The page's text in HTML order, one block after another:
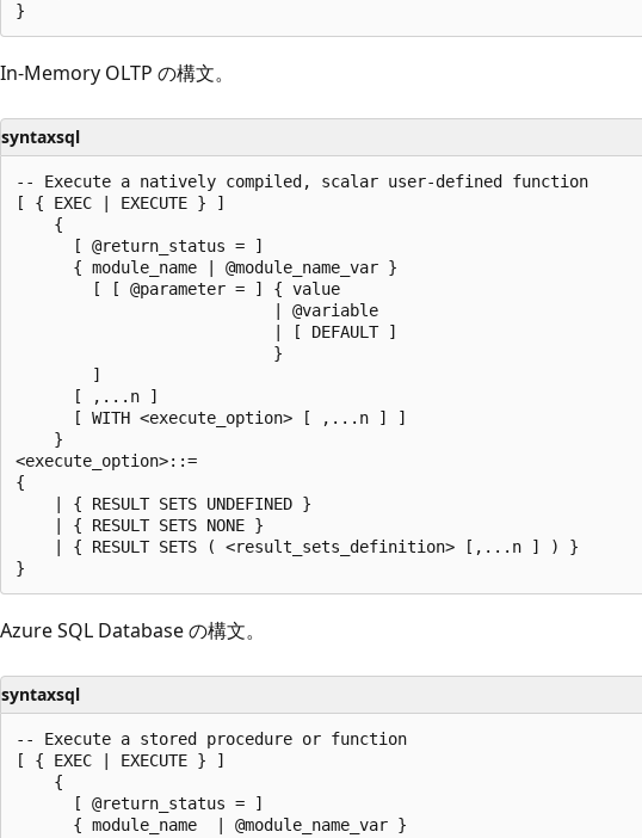
In-Memory OLTP の構文。
syntaxsql
-- Execute a natively compiled, scalar user-defined function
[ { EXEC | EXECUTE } ]
    {
      [ @return_status = ]
      { module_name | @module_name_var }
        [ [ @parameter = ] { value
                           | @variable
                           | [ DEFAULT ]
                           }
        ]
      [ ,...n ]
      [ WITH <execute_option> [ ,...n ] ]
    }
<execute_option>::=
{
    | { RESULT SETS UNDEFINED }
    | { RESULT SETS NONE }
    | { RESULT SETS ( <result_sets_definition> [,...n ] ) }
Azure SQL Database の構文。
syntaxsql
-- Execute a stored procedure or function
[ { EXEC | EXECUTE } ]
    {
      [ @return_status = ]
      { module_name  | @module_name_var }